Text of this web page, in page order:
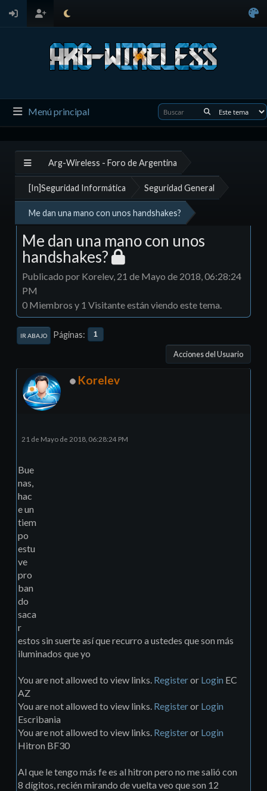
Menú principal
Arg-Wireless - Foro de Argentina
[In]Seguridad Informática Seguridad General
Me dan una mano con unos handshakes?
Me dan una mano con unos
handshakes?
Publicado por Korelev, 21 de Mayo de 2018, 06:28:24
PM
0 Miembros y 1 Visitante están viendo este tema.
IR ABAJO Páginas 1
Acciones del Usuario
Korelev
21 de Mayo de 2018, 06:28:24 PM
Bue
nas,
hac
e un
tiem
po
estu
ve
pro
ban
do
saca
r
estos sin suerte así que recurro a ustedes que son más
iluminados que yo
You are not allowed to view links. Registeror Login EC
AZ
You are not allowed to view links. Registeror Login
Escribania
You are not allowed to view links. Registeror Login
Hitron BF30
Al que le tengo más fe es al hitron pero no me salió con
8 dígitos, recién mirando de vuelta veo que son 12